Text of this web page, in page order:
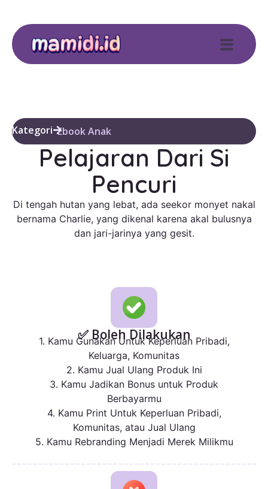
Kategori Ebook Anak
Pelajaran Dari Si
Pencuri
Di tengah hutan yang lebat, ada seekor monyet nakal
bernama Charlie, yang dikenal karena akal bulusnya
dan jari-jarinya yang gesit.
✅ Boleh Dilakukan
1. Kamu Gunakan Untuk Keperluan Pribadi,
Keluarga, Komunitas
2. Kamu Jual Ulang Produk Ini
3. Kamu Jadikan Bonus untuk Produk
Berbayarmu
4. Kamu Print Untuk Keperluan Pribadi,
Komunitas, atau Jual Ulang
5. Kamu Rebranding Menjadi Merek Milikmu